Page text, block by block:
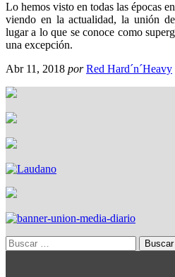
Lo hemos visto en todas las épocas
viendo en la actualidad, la unión
lugar a lo que se conoce como
una excepción.
Abr 11, 2018 por Red Hard´n´Heavy